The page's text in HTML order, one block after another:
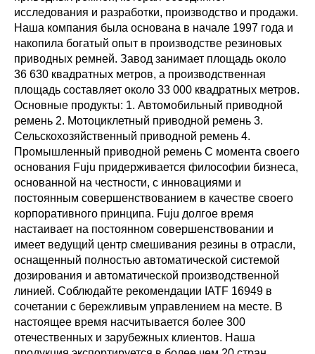
исследования и разработки, производство и продажи.
Наша компания была основана в начале 1997 года и
накопила богатый опыт в производстве резиновых
приводных ремней. Завод занимает площадь около
36 630 квадратных метров, а производственная
площадь составляет около 33 000 квадратных метров.
Основные продукты: 1. Автомобильный приводной
ремень 2. Мотоциклетный приводной ремень 3.
Сельскохозяйственный приводной ремень 4.
Промышленный приводной ремень С момента своего
основания Fuju придерживается философии бизнеса,
основанной на честности, с инновациями и
постоянным совершенствованием в качестве своего
корпоративного принципа. Fuju долгое время
настаивает на постоянном совершенствовании и
имеет ведущий центр смешивания резины в отрасли,
оснащенный полностью автоматической системой
дозирования и автоматической производственной
линией. Соблюдайте рекомендации IATF 16949 в
сочетании с бережливым управлением на месте. В
настоящее время насчитывается более 300
отечественных и зарубежных клиентов. Наша